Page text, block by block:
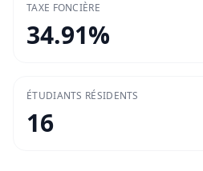
TAXE FONCIÈRE
34.91%
ÉTUDIANTS RÉSIDENTS
16